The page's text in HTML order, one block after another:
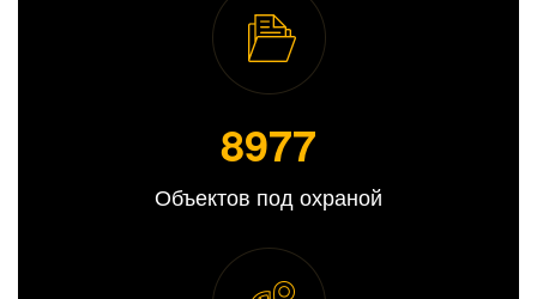
8989
Объектов под охраной